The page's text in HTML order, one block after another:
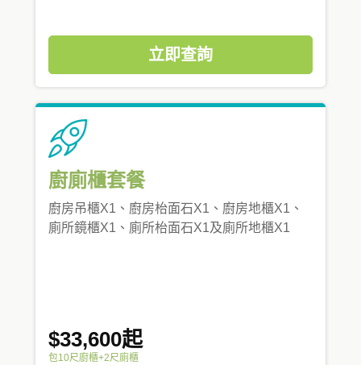
立即查詢
廚廁櫃套餐
廚房吊櫃X1、廚房枱面石X1、廚房地櫃X1、
廁所鏡櫃X1、廁所枱面石X1及廁所地櫃X1
$33,600起
包10尺廚櫃+2尺廁櫃